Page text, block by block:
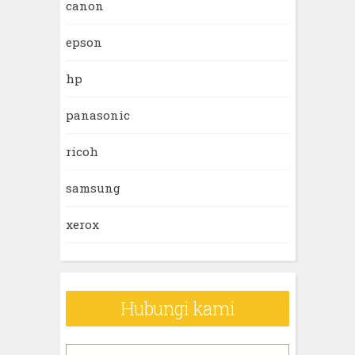
canon
epson
hp
panasonic
ricoh
samsung
xerox
Hubungi kami